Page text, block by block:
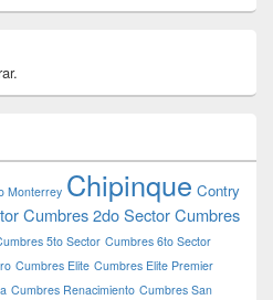
Monterrey Chipinque Contry
Cumbres 2do SectorCumbres
5to Sector Cumbres 6to Sector
Cumbres Elite Cumbres Elite Premier
Cumbres Renacimiento Cumbres San